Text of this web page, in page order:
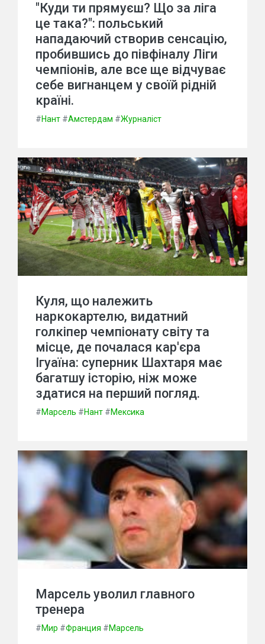
"Куди ти прямуєш? Що за ліга
це така?": польський
нападаючий створив сенсацію,
пробившись до півфіналу Ліги
чемпіонів, але все ще відчуває
себе вигнанцем у своїй рідній
країні.
#Нант #Амстердам #Журналіст
Куля, що належить
наркокартелю, видатний
голкіпер чемпіонату світу та
місце, де почалася кар'єра
Ігуаїна: суперник Шахтаря має
багатшу історію, ніж може
здатися на перший погляд.
#Марсель #Нант #Мексика
Марсель уволил главного
тренера
#Мир #Франция #Марсель